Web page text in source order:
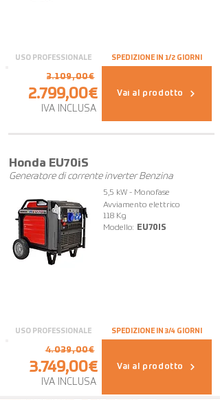
USO PROFESSIONALE SPEDIZIONE IN 1/2 GIORNI
2.799,00€
3.109,00€
IVA INCLUSA
Vai al prodotto
Honda EU70iS
Generatore di corrente inverter Benzina
USO PROFESSIONALE
5,5 kW - Monofase
Avviamento elettrico
118 Kg
Modello:
EU70IS
SPEDIZIONE IN 3/4 GIORNI
3.749,00€
4.039,00€
IVA INCLUSA
Vai al prodotto